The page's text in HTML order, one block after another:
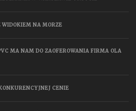
NA MORZE
MA NAM DO ZAOFEROWANIA FIRMA OLA
CENIE